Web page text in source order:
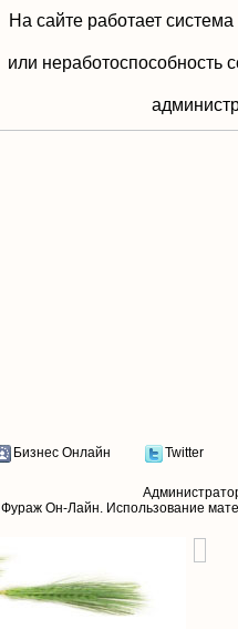
На сайте работает
или неработоспособность
Бизнес Онлайн Twitter
Фураж Он-Лайн. Использование